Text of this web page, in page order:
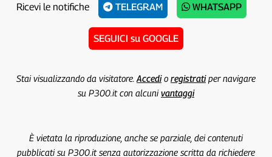
Ricevi le notifiche TELEGRAM WHATSAPP
SEGUICI su GOOGLE
Stai visualizzando da visitatore. Accedio registratiper navigare
su P300.it con alcunivantaggi
È vietata la riproduzione, anche se parziale, dei contenuti
pubblicati su P300.it senza autorizzazione scritta da richiedere